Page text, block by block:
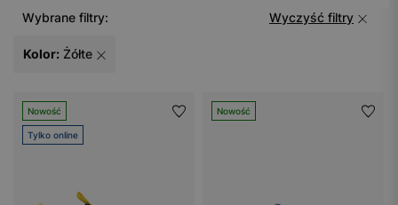
Wybrane filtry: Wyczyść filtry
Kolor: Żółte
Nowość
Tylko online
Nowość